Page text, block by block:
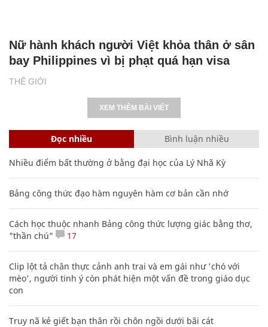
THẾ GIỚI
Nữ hành khách người Việt khỏa thân ở sân
bay Philippines vì bị phạt quá hạn visa
XEM THÊM BÀI VIẾT
Đọc nhiều Bình luận nhiều
Nhiều điểm bất thường ở bằng đại học của Lý Nhã Kỳ
Bảng công thức đạo hàm nguyên hàm cơ bản cần nhớ
Cách học thuộc nhanh Bảng công thức lượng giác bằng thơ,
"thần chú"
17
Clip lột tả chân thực cảnh anh trai và em gái như 'chó với
mèo', người tinh ý còn phát hiện một vấn đề trong giáo dục
con
Truy nã kẻ giết bạn thân rồi chôn ngồi dưới bãi cát